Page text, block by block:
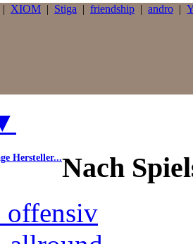
XIOM | Stiga | friendship | andro |
Hersteller...Nach
offensiv